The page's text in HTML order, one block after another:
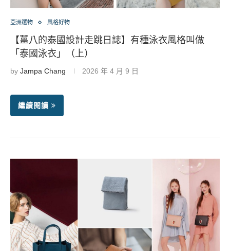
亞洲選物 風格好物
【薑八的泰國設計走跳日誌】有種泳衣風格叫做
「泰國泳衣」（上）
by Jampa Chang 2026 年 4 月 9 日
繼續閱讀